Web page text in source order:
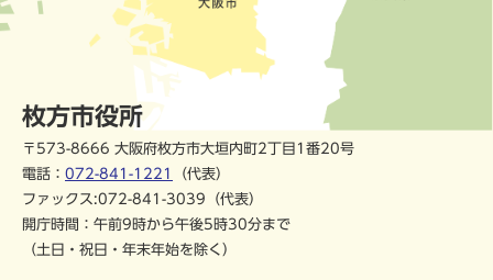
枚方市役所
〒573-8666 大阪府枚方市大垣内町2丁目1番20号
電話： 072-841-1221
（代表）
ファックス:072-841-3039（代表）
開庁時間：午前9時から午後5時30分まで
（土日・祝日・年末年始を除く）